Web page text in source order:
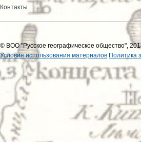
Контакты
© ВОО "Русское географическое общество",
Условия использования материалов Политика